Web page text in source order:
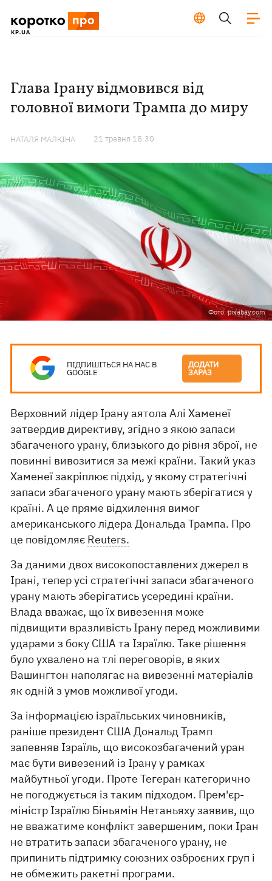
Глава Ірану відмовився від
головної вимоги Трампа до миру
НАТАЛЯ МАЛКІНА 21 травня 18:30
Фото: pixabay.com
ПІДПИШІТЬСЯ НА НАС В
GOOGLE
ДОДАТИ
ЗАРАЗ
Верховний лідер Ірану аятола Алі Хаменеї
затвердив директиву, згідно з якою запаси
збагаченого урану, близького до рівня зброї, не
повинні вивозитися за межі країни. Такий указ
Хаменеї закріплює підхід, у якому стратегічні
запаси збагаченого урану мають зберігатися у
країні. А це пряме відхилення вимог
американського лідера Дональда Трампа. Про
це повідомляє Reuters.
За даними двох високопоставлених джерел в
Ірані, тепер усі стратегічні запаси збагаченого
урану мають зберігатись усередині країни.
Влада вважає, що їх вивезення може
підвищити вразливість Ірану перед можливими
ударами з боку США та Ізраїлю. Таке рішення
було ухвалено на тлі переговорів, в яких
Вашингтон наполягає на вивезенні матеріалів
як одній з умов можливої ​​угоди.
За інформацією ізраїльських чиновників,
раніше президент США Дональд Трамп
запевняв Ізраїль, що високозбагачений уран
має бути вивезений із Ірану у рамках
майбутньої угоди. Проте Тегеран категорично
не погоджується із таким підходом. Прем'єр-
міністр Ізраїлю Біньямін Нетаньяху заявив, що
не вважатиме конфлікт завершеним, поки Іран
не втратить запаси збагаченого урану, не
припинить підтримку союзних озброєних груп і
не обмежить ракетні програми.